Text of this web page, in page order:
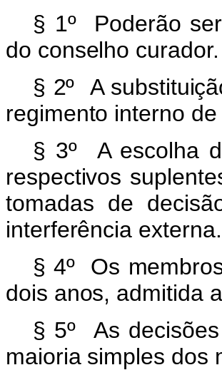
§ 1º Poderão
do conselho curador.
§ 2º A
regimento interno
§ 3º A escolha
respectivos
tomadas de
interferência externa.
§ 4º Os
dois anos, admitida
§ 5º As
maioria simples dos